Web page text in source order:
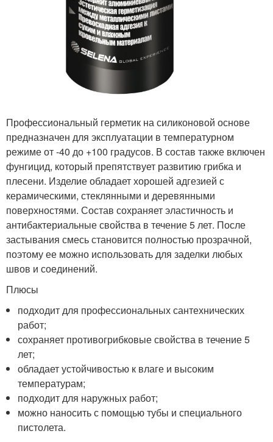
Профессиональный герметик на силиконовой основе
предназначен для эксплуатации в температурном
режиме от -40 до +100 градусов. В состав также включен
фунгицид, который препятствует развитию грибка и
плесени. Изделие обладает хорошей адгезией с
керамическими, стеклянными и деревянными
поверхностями. Состав сохраняет эластичность и
антибактериальные свойства в течение 5 лет. После
застывания смесь становится полностью прозрачной,
поэтому ее можно использовать для заделки любых
швов и соединений.
Плюсы
подходит для профессиональных сантехнических
работ;
сохраняет противогрибковые свойства в течение 5
лет;
обладает устойчивостью к влаге и высоким
температурам;
подходит для наружных работ;
можно наносить с помощью тубы и специального
пистолета.